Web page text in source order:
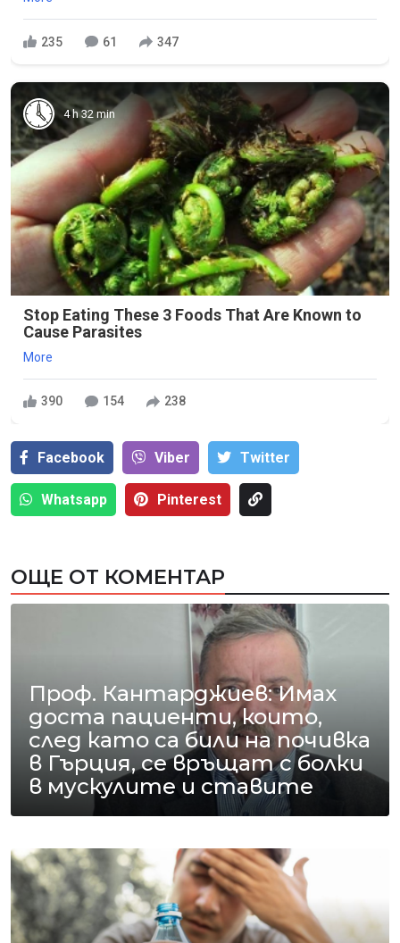
235 61 347
4 h 32 min
Stop Eating These 3 Foods That Are Known to
Cause Parasites
More
390 154 238
Facebook Viber Тwitter
Whatsapp Pinterest
ОЩЕ ОТ КОМЕНТАР
Проф. Кантарджиев: Имах
доста пациенти, които,
след като са били на почивка
в Гърция, се връщат с болки
в мускулите и ставите